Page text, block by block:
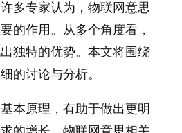
多专家认为，物联网意思
的作用。从多个角度看，
独特的优势。本文将围绕
的讨论与分析。
本原理，有助于做出更明